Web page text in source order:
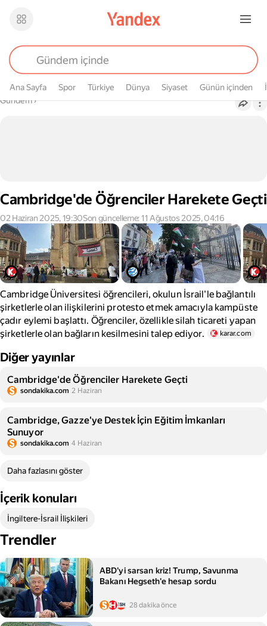
Ana Sayfa Spor Türkiye Dünya Siyaset Günün içinden
Buradasın
Gündem›
Cambridge'de Öğrenciler Harekete Geçti
02 Haziran 2025, 19:30Son güncelleme: 11 Ağustos 2025, 04:16
Cambridge Üniversitesi öğrencileri, okulun İsrail'le bağlantılı
şirketlerle olan ilişkilerini protesto etmek amacıyla kampüste
çadır eylemi başlattı. Öğrenciler, özellikle silah ticareti yapan
şirketlerle olan bağların kesilmesini talep ediyor.
karar.com
Diğer yayınlar
Cambridge'de Öğrenciler Harekete Geçti
sondakika.com 2 Haziran
Cambridge, Gazze'ye Destek İçin Eğitim İmkanları
Sunuyor
sondakika.com 4 Haziran
Daha fazlasını göster
İçerik konuları
İngiltere-İsrail İlişkileri
Trendler
ABD'yi sarsan kriz! Trump, Savunma
Bakanı Hegseth'e hesap sordu
28 dakika önce